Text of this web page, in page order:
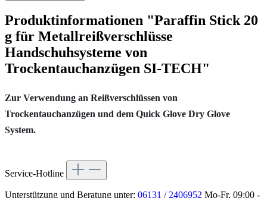
Produktinformationen "Paraffin Stick 20
g für Metallreißverschlüsse
Handschuhsysteme von
Trockentauchanzügen SI-TECH"
Zur Verwendung an Reißverschlüssen von
Trockentauchanzügen und dem Quick Glove Dry Glove
System.
Service-Hotline
Unterstützung und Beratung unter: 06131 / 2406952 Mo-Fr, 09:00 -